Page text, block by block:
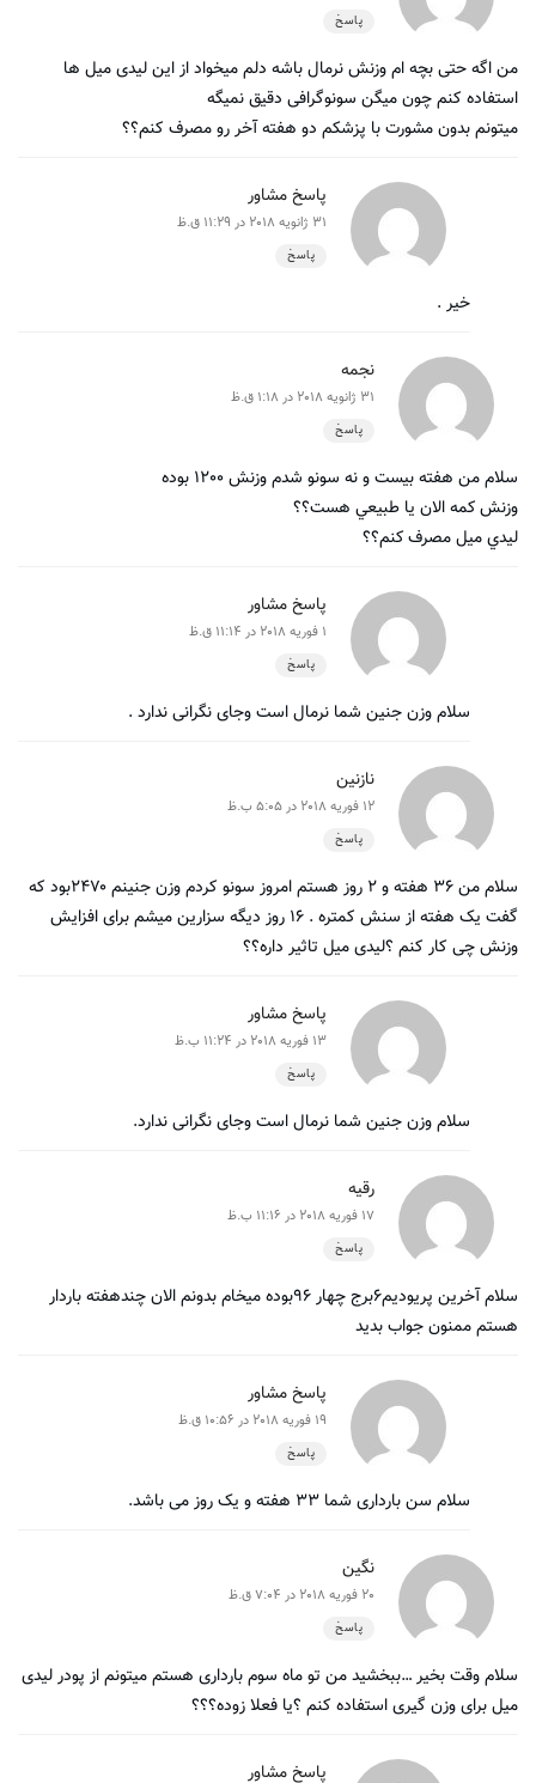
پاسخ
من اگه حتی بچه ام وزنش نرمال باشه دلم میخواد از این لیدی میل ها
استفاده کنم چون میگن سونوگرافی دقیق نمیگه
میتونم بدون مشورت با پزشکم دو هفته آخر رو مصرف کنم؟؟
پاسخ مشاور
31 ژانویه 2018 در 11:29 ق.ظ
پاسخ
خیر .
نجمه
31 ژانویه 2018 در 1:18 ق.ظ
پاسخ
سلام من هفته بيست و نه سونو شدم وزنش ١٢٠٠ بوده
وزنش كمه الان يا طبيعي هست؟؟
ليدي ميل مصرف كنم؟؟
پاسخ مشاور
1 فوریه 2018 در 11:14 ق.ظ
پاسخ
سلام وزن جنین شما نرمال است وجای نگرانی ندارد .
نازنین
12 فوریه 2018 در 5:05 ب.ظ
پاسخ
سلام من ۳۶ هفته و ۲ روز هستم امروز سونو کردم وزن جنینم ۲۴۷۰بود که
گفت یک هفته از سنش کمتره . ۱۶ روز دیگه سزارین میشم برای افزایش
وزنش چی کار کنم ؟لیدی میل تاثیر داره؟؟
پاسخ مشاور
13 فوریه 2018 در 11:24 ب.ظ
پاسخ
سلام وزن جنین شما نرمال است وجای نگرانی ندارد.
رقیه
17 فوریه 2018 در 11:16 ب.ظ
پاسخ
سلام آخرین پریودیم۶برج چهار ۹۶بوده میخام بدونم الان چندهفته باردار
هستم ممنون جواب بدید
پاسخ مشاور
19 فوریه 2018 در 10:56 ق.ظ
پاسخ
سلام سن بارداری شما ۳۳ هفته و یک روز می باشد.
نگین
20 فوریه 2018 در 7:04 ق.ظ
پاسخ
سلام وقت بخیر …ببخشید من تو ماه سوم بارداری هستم میتونم از پودر لیدی
میل برای وزن گیری استفاده کنم ؟یا فعلا زوده؟؟؟
پاسخ مشاور